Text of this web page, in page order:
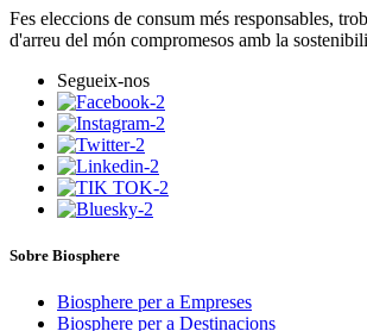
Fes eleccions de consum més responsables,
d'arreu del món compromesos amb la
Segueix-nos
Sobre Biosphere
Biosphere per a Empreses
Biosphere per a Destinacions